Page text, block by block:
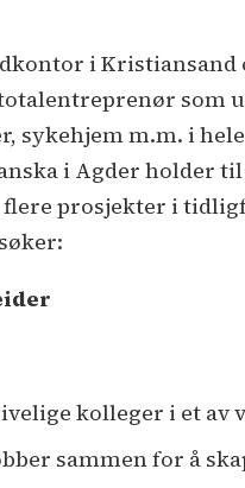
i Kristiansand
som
sykehjem m.m. i
i Agder holder
prosjekter i
kolleger i et
sammen for å